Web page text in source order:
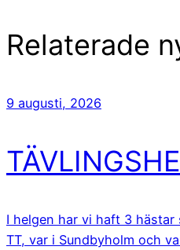
Relaterade
9 augusti, 2026
I helgen har vi haft 3
TT, var i Sundbyholm och